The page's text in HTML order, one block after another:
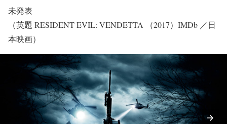
未発表
（英題 RESIDENT EVIL: VENDETTA （2017）IMDb ／日
本映画）